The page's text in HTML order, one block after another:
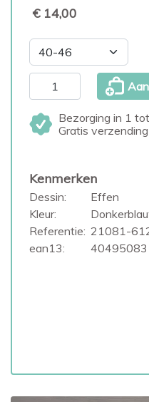
€ 14,00
Bezorging in 1
Gratis
Kenmerken
Dessin:
Effen
Kleur:
Referentie: 21081-
ean13: